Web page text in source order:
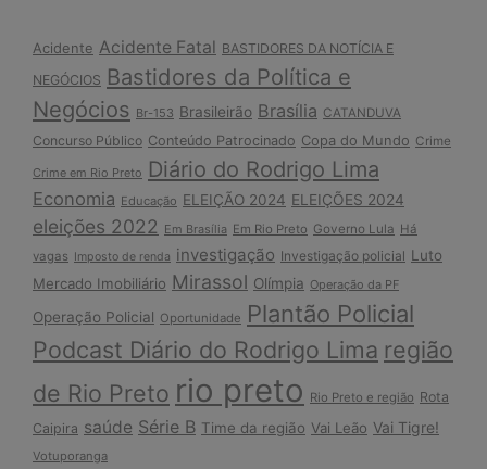
Acidente Acidente Fatal BASTIDORES DA NOTÍCIA E
NEGÓCIOS Bastidores da Política e
Negócios Br-153 Brasileirão Brasília CATANDUVA
Concurso Público Conteúdo Patrocinado Copa do Mundo Crime
Crime em Rio Preto Diário do Rodrigo Lima
Economia Educação ELEIÇÃO 2024 ELEIÇÕES 2024
eleições 2022 Em Brasília Em Rio Preto Governo Lula Há
vagas Imposto de renda investigação Investigação policial Luto
Mercado Imobiliário Mirassol Olímpia Operação da PF
Operação Policial Oportunidade Plantão Policial
Podcast Diário do Rodrigo Lima região
de Rio Preto rio preto Rio Preto e região Rota
Caipira saúde Série B Time da região Vai Leão Vai Tigre!
Votuporanga